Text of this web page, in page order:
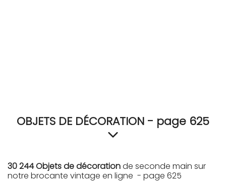
OBJETS DE DÉCORATION - page 625
30 244 Objets de décorationde seconde main sur
notre brocante vintage en ligne - page 625